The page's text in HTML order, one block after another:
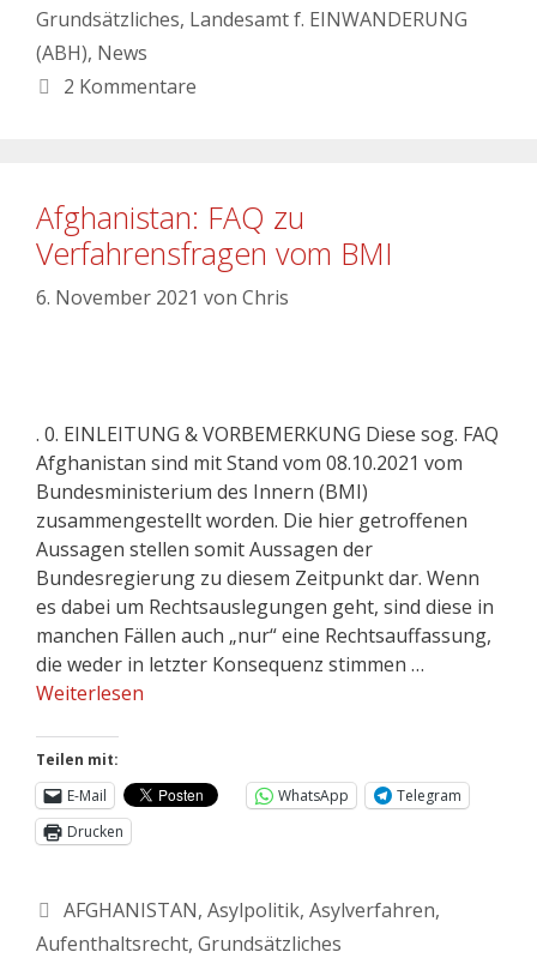
Grundsätzliches, Landesamt f. EINWANDERUNG
(ABH), News
2 Kommentare
Afghanistan: FAQ zu
Verfahrensfragen vom BMI
6. November 2021 von Chris
. 0. EINLEITUNG & VORBEMERKUNG Diese sog. FAQ
Afghanistan sind mit Stand vom 08.10.2021 vom
Bundesministerium des Innern (BMI)
zusammengestellt worden. Die hier getroffenen
Aussagen stellen somit Aussagen der
Bundesregierung zu diesem Zeitpunkt dar. Wenn
es dabei um Rechtsauslegungen geht, sind diese in
manchen Fällen auch „nur“ eine Rechtsauffassung,
die weder in letzter Konsequenz stimmen …
Weiterlesen
Teilen mit:
E-Mail
WhatsApp
Telegram
Drucken
AFGHANISTAN, Asylpolitik, Asylverfahren,
Aufenthaltsrecht, Grundsätzliches